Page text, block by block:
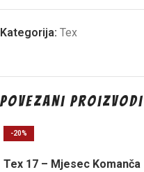
Kategorija: Tex
Povezani proizvodi
-20%
Tex 17 – Mjesec Komanča